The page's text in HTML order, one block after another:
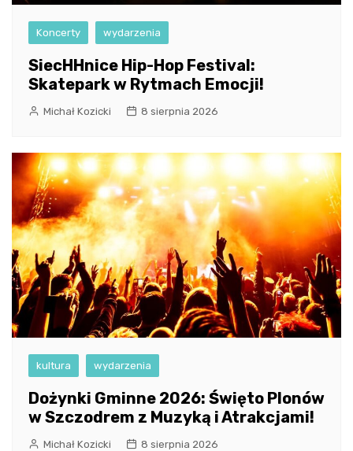
Koncerty wydarzenia
SiecHHnice Hip-Hop Festival:
Skatepark w Rytmach Emocji!
Michał Kozicki 8 sierpnia 2026
kultura wydarzenia
Dożynki Gminne 2026: Święto Plonów
w Szczodrem z Muzyką i Atrakcjami!
Michał Kozicki 8 sierpnia 2026